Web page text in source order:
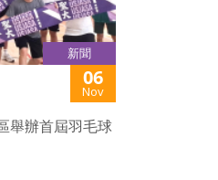
新聞
06
Nov
舉辦首屆羽毛球